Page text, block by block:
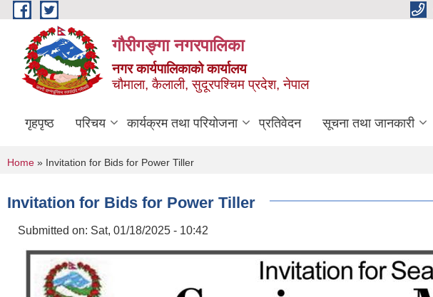
Skip to main content
गौरीगङ्गा नगरपालिका
नगर कार्यपालिकाको कार्यालय
चौमाला, कैलाली, सुदूरपश्चिम प्रदेश, नेपाल
गृहपृष्ठ परिचय कार्यक्रम तथा परियोजना प्रतिवेदन सूचना तथा जानकारी
You are here
Home » Invitation for Bids for Power Tiller
Invitation for Bids for Power Tiller
Submitted on: Sat, 01/18/2025 - 10:42